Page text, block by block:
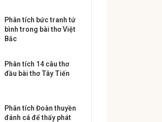
Phân tích bức tranh tứ
bình trong bài thơ Việt
Bắc
Phân tích 14 câu thơ
đầu bài thơ Tây Tiến
Phân tích Đoàn thuyền
đánh cá để thấy phát